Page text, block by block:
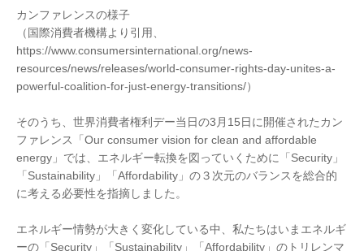
カンファレンスの様子
（国際消費者機構より引用、
https://www.consumersinternational.org/news-
resources/news/releases/world-consumer-rights-day-unites-a-
powerful-coalition-for-just-energy-transitions/）
そのうち、世界消費者権利デー当日の3月15日に開催されたカン
ファレンス「Our consumer vision for clean and affordable
energy」では、エネルギー転換を図っていくために「Security」
「Sustainability」「Affordability」の３次元のバランスを総合的
に考える必要性を指摘しました。
エネルギー情勢が大きく変化している中、私たちはいまエネルギ
ーの「Security」「Sustainability」「Affordability」のトリレンマ